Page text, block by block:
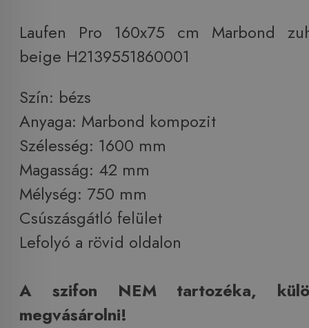
Laufen Pro 160x75 cm Marbond
beige H2139551860001
Szín: bézs
Anyaga: Marbond kompozit
Szélesség: 1600 mm
Magasság: 42 mm
Mélység: 750 mm
Csúszásgátló felület
​Lefolyó a rövid oldalon
A szifon NEM tartozéka,
megvásárolni!